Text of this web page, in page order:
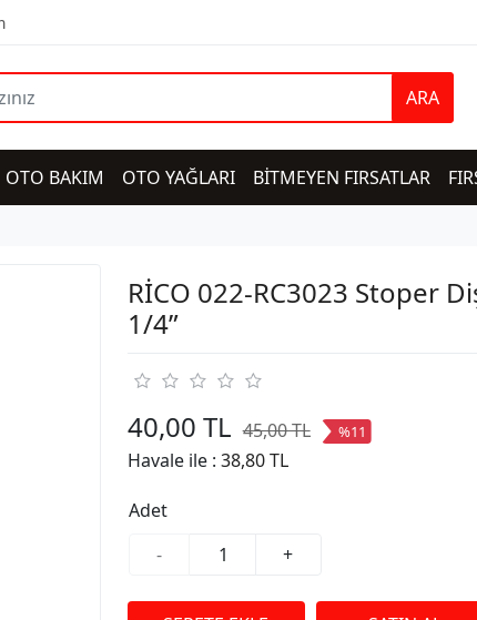
ARA
OTO BAKIM OTO YAĞLARI BİTMEYEN FIRSATLAR
RİCO 022-RC3023 Stoper
1/4”
40,00 TL 45,00 TL %11
Havale ile : 38,80 TL
Adet
-
+